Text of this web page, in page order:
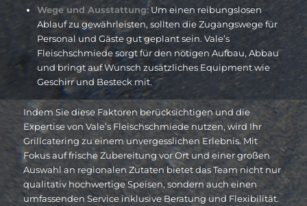
Wege und Ausstattung:Um einen reibungslosen
Ablauf zu gewährleisten, sollten die Zugangswege für
Personal und Gäste gut geplant sein. Vale’s
Fleischschmiede sorgt für den nötigen Aufbau, Abbau
und bringt auf Wunsch zusätzliches Equipment wie
Geschirr und Besteck mit.
Indem Sie diese Faktoren berücksichtigen und die
Expertise von Vale’s Fleischschmiede nutzen, wird Ihr
Grillcatering zu einem unvergesslichen Erlebnis. Mit
Fokus auf frische Zubereitung vor Ort und einer großen
Auswahl an regionalen Zutaten bietet das Team nicht nur
qualitativ hochwertige Speisen, sondern auch einen
umfassenden Service inklusive Beratung und Flexibilität.